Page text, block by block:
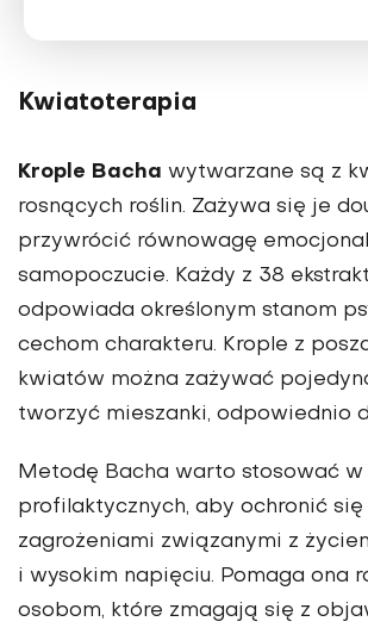
Kwiatoterapia
Krople Bacha wytwarzane są z
rosnących roślin. Zażywa się je
przywrócić równowagę
samopoczucie. Każdy z 38
odpowiada określonym stanom
cechom charakteru. Krople z
kwiatów można zażywać
tworzyć mieszanki, odpowiednio
Metodę Bacha warto stosować w
profilaktycznych, aby ochronić się
zagrożeniami związanymi z
i wysokim napięciu. Pomaga ona
osobom, które zmagają się z